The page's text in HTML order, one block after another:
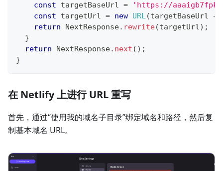
const targetBaseUrl =
'https://
const targetUrl = new URL(targetBaseUrl +
return NextResponse. rewrite(targetUrl) ;
}
return NextResponse. next ( ) ;
}
在 Netlify 上进行 URL 重写
首先，通过“使用我的域名子目录”绑定域名和路径，然后复
制基本域名 URL。